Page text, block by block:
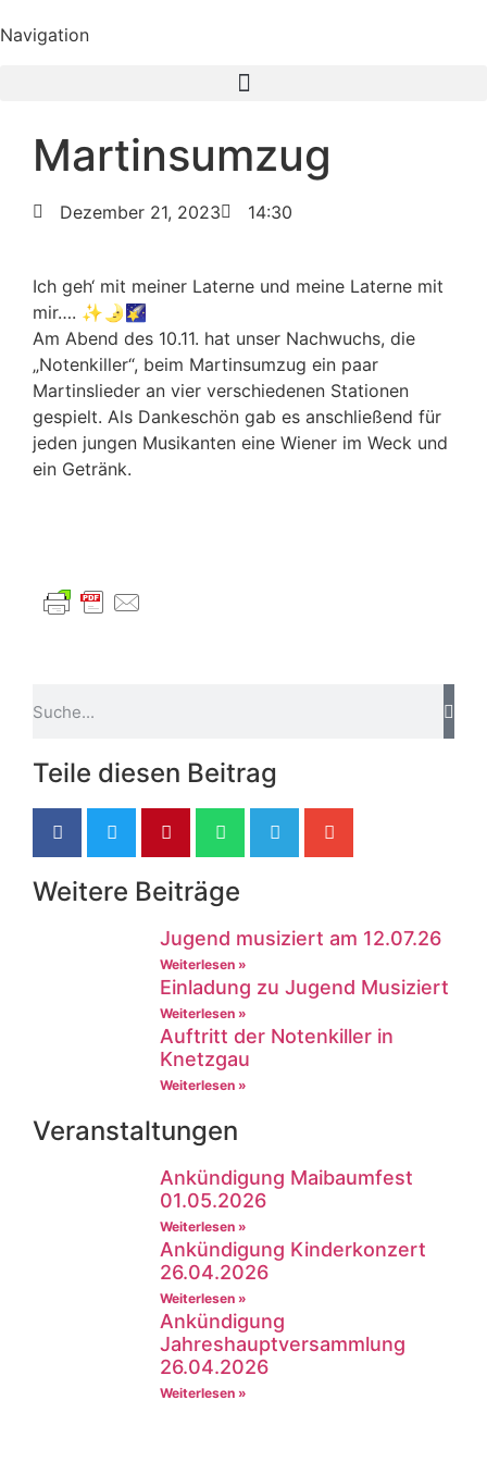
Navigation
Martinsumzug
Dezember 21, 2023 14:30
Ich geh‘ mit meiner Laterne und meine Laterne mit
mir…. ✨🌛🌠
Am Abend des 10.11. hat unser Nachwuchs, die
„Notenkiller“, beim Martinsumzug ein paar
Martinslieder an vier verschiedenen Stationen
gespielt. Als Dankeschön gab es anschließend für
jeden jungen Musikanten eine Wiener im Weck und
ein Getränk.
Teile diesen Beitrag
Weitere Beiträge
Jugend musiziert am 12.07.26
Weiterlesen »
Einladung zu Jugend Musiziert
Weiterlesen »
Auftritt der Notenkiller in
Knetzgau
Weiterlesen »
Veranstaltungen
Ankündigung Maibaumfest
01.05.2026
Weiterlesen »
Ankündigung Kinderkonzert
26.04.2026
Weiterlesen »
Ankündigung
Jahreshauptversammlung
26.04.2026
Weiterlesen »